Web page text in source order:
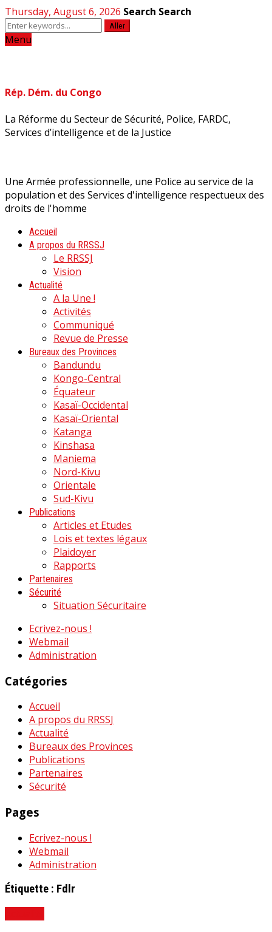
Thursday, August 6, 2026 Search Search
Aller
Menu
Rép. Dém. du Congo
La Réforme du Secteur de Sécurité, Police, FARDC,
Services d’intelligence et de la Justice
Une Armée professionnelle, une Police au service de la
population et des Services d'intelligence respectueux des
droits de l'homme
Accueil
A propos du RRSSJ
Le RRSSJ
Vision
Actualité
A la Une !
Activités
Communiqué
Revue de Presse
Bureaux des Provinces
Bandundu
Kongo-Central
Équateur
Kasaï-Occidental
Kasaï-Oriental
Katanga
Kinshasa
Maniema
Nord-Kivu
Orientale
Sud-Kivu
Publications
Articles et Etudes
Lois et textes légaux
Plaidoyer
Rapports
Partenaires
Sécurité
Situation Sécuritaire
Ecrivez-nous !
Webmail
Administration
Catégories
Accueil
A propos du RRSSJ
Actualité
Bureaux des Provinces
Publications
Partenaires
Sécurité
Pages
Ecrivez-nous !
Webmail
Administration
Étiquette : Fdlr